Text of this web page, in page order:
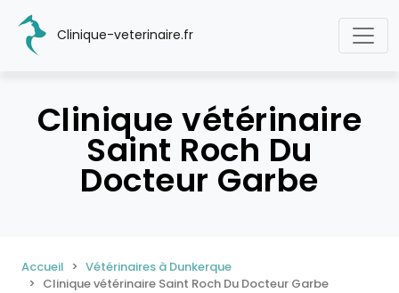
Clinique-veterinaire.fr
Clinique vétérinaire
Saint Roch Du
Docteur Garbe
Accueil
Vétérinaires à Dunkerque
Clinique vétérinaire Saint Roch Du Docteur Garbe